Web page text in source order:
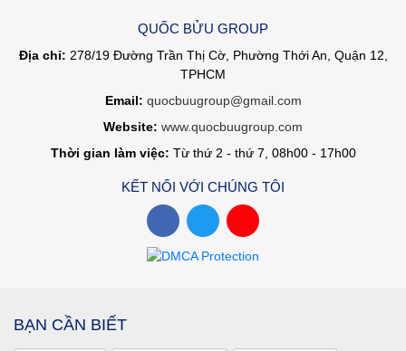
QUỐC BỬU GROUP
Địa chỉ: 278/19 Đường Trần Thị Cờ, Phường Thới An, Quận 12,
TPHCM
Email: quocbuugroup@gmail.com
Website: www.quocbuugroup.com
Thời gian làm việc: Từ thứ 2 - thứ 7, 08h00 - 17h00
KẾT NỐI VỚI CHÚNG TÔI
BẠN CẦN BIẾT